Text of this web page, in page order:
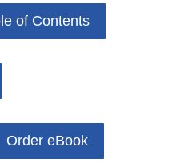
of Contents
Order eBook